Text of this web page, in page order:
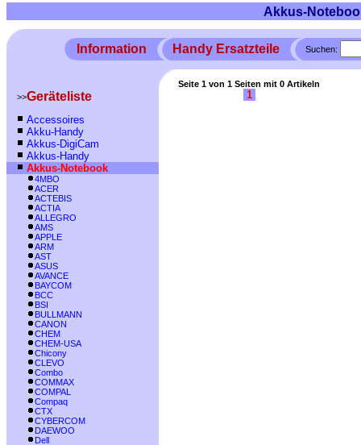
Akkus-
Information Handy Ersatzteile Suchen:
>>Geräteliste
Accessoires
Akku-Handy
Akkus-DigiCam
Akkus-Handy
Akkus-Notebook
4MBO
ACER
ACTEBIS
ACTIA
ALLEGRO
AMS
APPLE
ARM
AST
ASUS
AVANCE
BAYCOM
BCC
BSI
BULLMANN
CANON
CHEM
CHEM-USA
Chicony
CLEVO
Combo
COMMAX
COMPAL
Compaq
CTX
CYBERCOM
DAEWOO
Dell
Seite 1 von 1 Seiten mit 0 Artikeln
1